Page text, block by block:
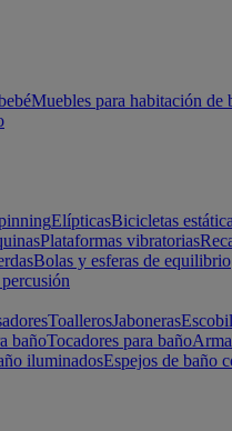
Muebles para habitación de
ElípticasBicicletas
Plataformas vibratorias
Bolas y esferas de equilibrio
ToallerosJaboneras
bañoTocadores para baño
iluminadosEspejos de baño